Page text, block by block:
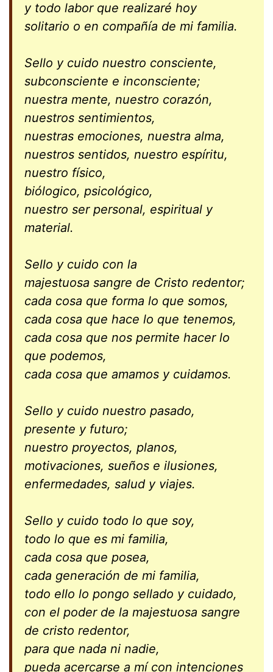
y todo labor que realizaré hoy
solitario o en compañía de mi familia.
Sello y cuido nuestro consciente,
subconsciente e inconsciente;
nuestra mente, nuestro corazón,
nuestros sentimientos,
nuestras emociones, nuestra alma,
nuestros sentidos, nuestro espíritu,
nuestro físico,
biólogico, psicológico,
nuestro ser personal, espiritual y
material.
Sello y cuido con la
majestuosa sangre de Cristo redentor;
cada cosa que forma lo que somos,
cada cosa que hace lo que tenemos,
cada cosa que nos permite hacer lo
que podemos,
cada cosa que amamos y cuidamos.
Sello y cuido nuestro pasado,
presente y futuro;
nuestro proyectos, planos,
motivaciones, sueños e ilusiones,
enfermedades, salud y viajes.
Sello y cuido todo lo que soy,
todo lo que es mi familia,
cada cosa que posea,
cada generación de mi familia,
todo ello lo pongo sellado y cuidado,
con el poder de la majestuosa sangre
de cristo redentor,
para que nada ni nadie,
pueda acercarse a mí con intenciones